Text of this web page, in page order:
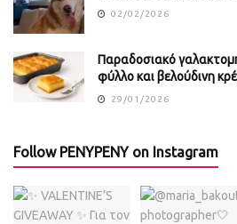
02/02/2026
Παραδοσιακό
φύλλο και βελούδινη
29/01/2026
Follow PENYPENY on Instagram